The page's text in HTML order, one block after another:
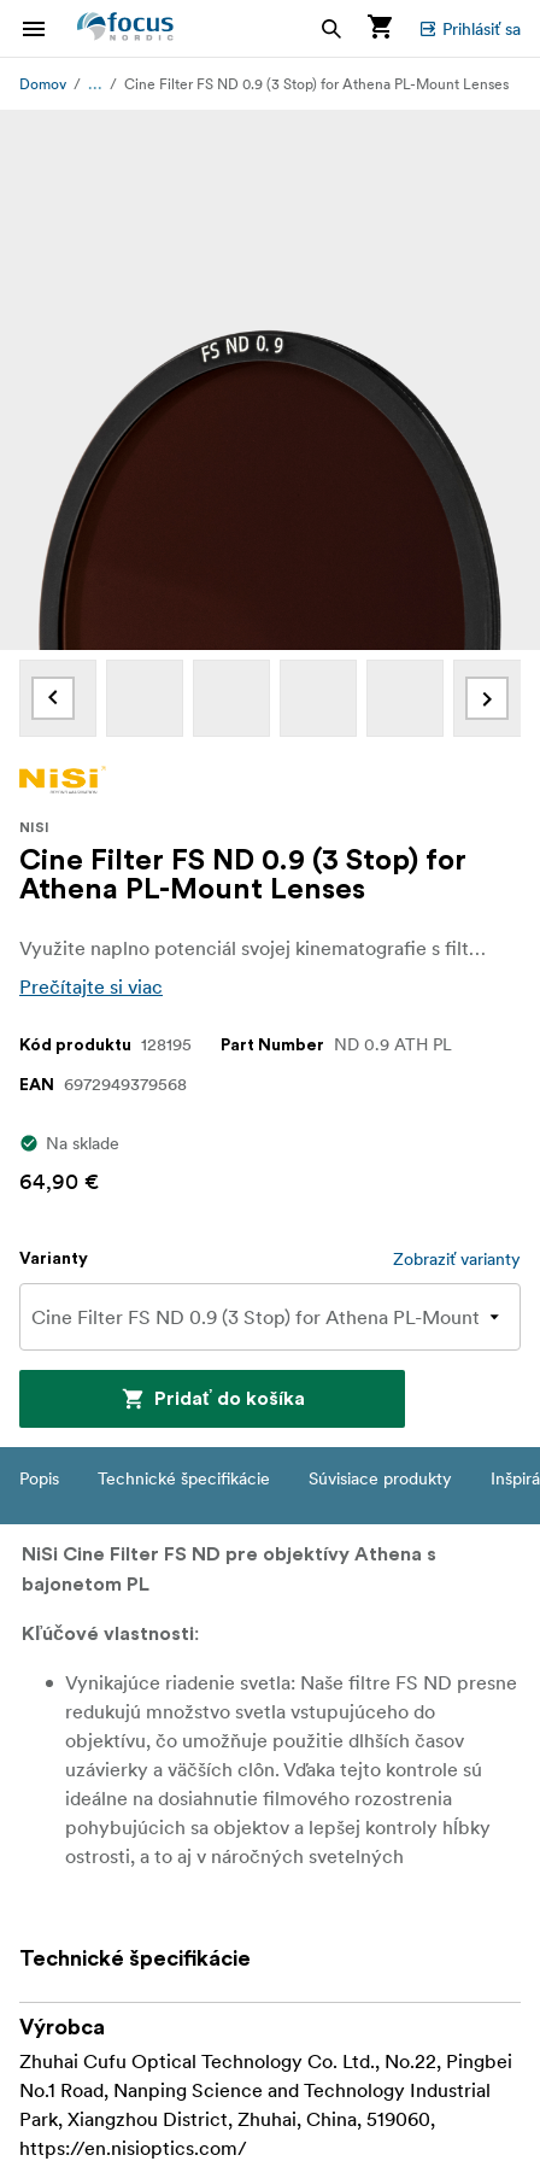
Prihlásiť sa
Domov ... Cine Filter FS ND 0.9 (3 Stop) for Athena PL-Mount Lenses
NISI
Cine Filter FS ND 0.9 (3 Stop) for
Athena PL-Mount Lenses
Využite naplno potenciál svojej kinematografie s filtrom NiSi ATHENA Full Spectrum FS ND Rear PL, ktorý bol presne navrhnutý pre objektívy s bajonetom ATHENA PL. Tento vysoko výkonný neutrálny filter (ND) Full Spectrum je nevyhnutným nástrojom pre filmárov, ktorí chcú regulovať expozíciu a zvýrazniť umelecký charakter svojich záberov aj za jasných svetelných podmienok.
Prečítajte si viac
Kód produktu 128195 Part Number ND 0.9 ATH PL
EAN 6972949379568
Na sklade
64,90 €
Varianty Zobraziť varianty
Pridať do košíka
Popis Technické špecifikácie Súvisiace produkty
NiSi Cine Filter FS ND pre objektívy Athena s
bajonetom PL
Kľúčové vlastnosti:
Vynikajúce riadenie svetla: Naše filtre FS ND presne
redukujú množstvo svetla vstupujúceho do
objektívu, čo umožňuje použitie dlhších časov
uzávierky a väčších clôn. Vďaka tejto kontrole sú
ideálne na dosiahnutie filmového rozostrenia
pohybujúcich sa objektov a lepšej kontroly hĺbky
ostrosti, a to aj v náročných svetelných
zachoval vernosť v celom farebnom spektre, a
autenticitu vašich zachytených snímok, čím
poskytuje realistické výsledky, ktoré vyžadujú
minimálne dodatočné spracovanie.
Na mieru pre objektívy ATHENA PL: Tento filter
montovaný na zadnej strane je špeciálne
Technické špecifikácie
Výrobca
Zhuhai Cufu Optical Technology Co. Ltd., No.22, Pingbei
No.1 Road, Nanping Science and Technology Industrial
Park, Xiangzhou District, Zhuhai, China, 519060,
https://en.nisioptics.com/